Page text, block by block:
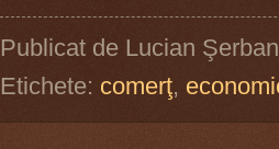
Publicat de Lucian Şerban
Etichete: comerţ,